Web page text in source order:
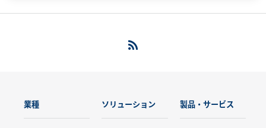
業種 ソリューション 製品・サービス